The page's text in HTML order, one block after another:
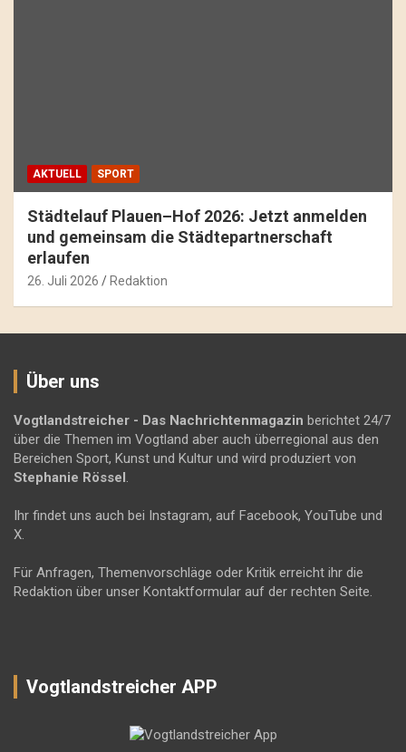
AKTUELL SPORT
Städtelauf Plauen–Hof 2026: Jetzt anmelden
und gemeinsam die Städtepartnerschaft
erlaufen
26. Juli 2026 Redaktion
Über uns
Vogtlandstreicher - Das Nachrichtenmagazin berichtet 24/7
über die Themen im Vogtland aber auch überregional aus den
Bereichen Sport, Kunst und Kultur und wird produziert von
Stephanie Rössel .
Ihr findet uns auch bei Instagram, auf Facebook, YouTube und
X.
Für Anfragen, Themenvorschläge oder Kritik erreicht ihr die
Redaktion über unser Kontaktformular auf der rechten Seite.
Vogtlandstreicher APP